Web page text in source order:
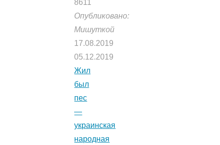
8611
Опубликовано:
Мишуткой
17.08.2019
05.12.2019
Жил
был
пес
—
украинская
народная